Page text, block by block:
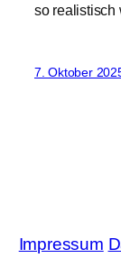
so
7. Oktober
Impressum